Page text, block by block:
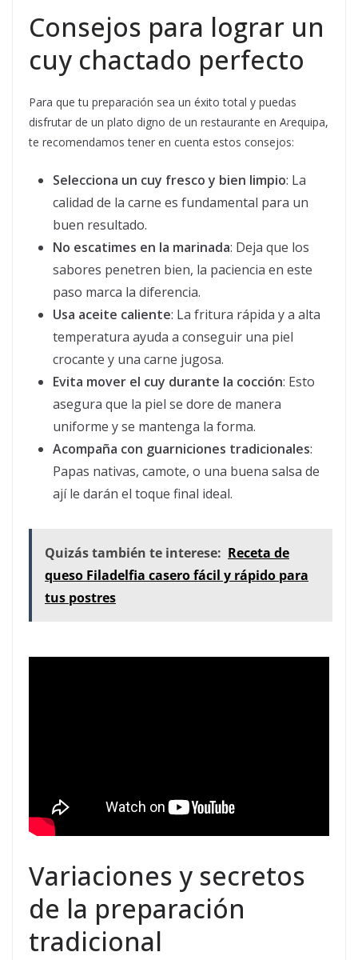
Consejos para lograr un
cuy chactado perfecto
Para que tu preparación sea un éxito total y puedas
disfrutar de un plato digno de un restaurante en Arequipa,
te recomendamos tener en cuenta estos consejos:
Selecciona un cuy fresco y bien limpio: La
calidad de la carne es fundamental para un
buen resultado.
No escatimes en la marinada: Deja que los
sabores penetren bien, la paciencia en este
paso marca la diferencia.
Usa aceite caliente: La fritura rápida y a alta
temperatura ayuda a conseguir una piel
crocante y una carne jugosa.
Evita mover el cuy durante la cocción: Esto
asegura que la piel se dore de manera
uniforme y se mantenga la forma.
Acompaña con guarniciones tradicionales:
Papas nativas, camote, o una buena salsa de
ají le darán el toque final ideal.
Quizás también te interese: Receta de
queso Filadelfia casero fácil y rápido para
tus postres
Variaciones y secretos
de la preparación
tradicional